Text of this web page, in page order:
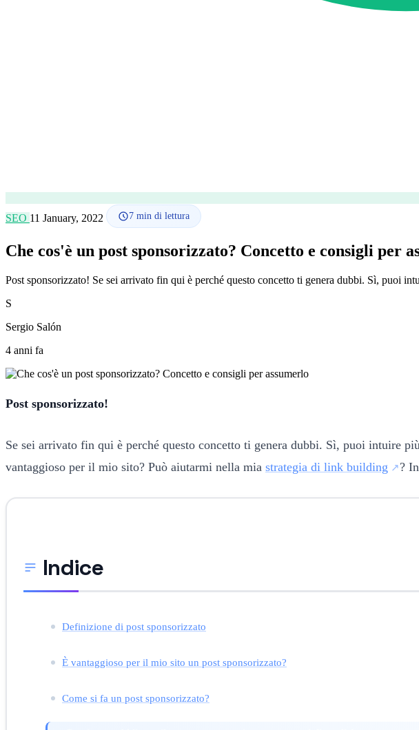
SEO 11 January, 2022 7 min di lettura
Che cos'è un post sponsorizzato? Concetto e consigli per
Post sponsorizzato! Se sei arrivato fin qui è perché questo concetto ti genera dubbi. Sì, puoi
S
Sergio Salón
4 anni fa
Post sponsorizzato!
Se sei arrivato fin qui è perché questo concetto ti genera dubbi. Sì, puoi intuire
vantaggioso per il mio sito? Può aiutarmi nella mia strategia di link building ? In
Indice
Definizione di post sponsorizzato
È vantaggioso per il mio sito un post sponsorizzato?
Come si fa un post sponsorizzato?